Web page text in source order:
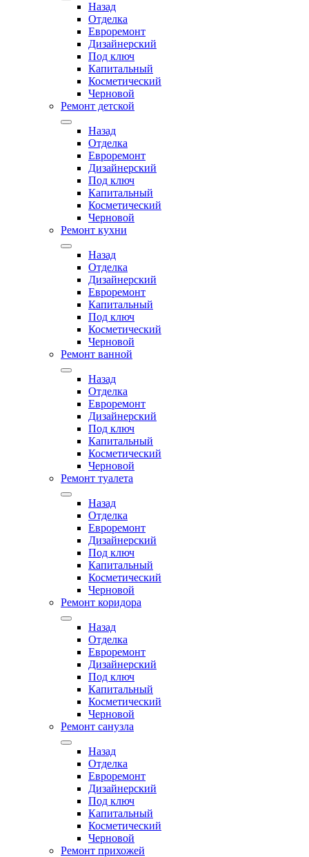
Назад
Отделка
Евроремонт
Дизайнерский
Под ключ
Капитальный
Косметический
Черновой
Ремонт детской
Назад
Отделка
Евроремонт
Дизайнерский
Под ключ
Капитальный
Косметический
Черновой
Ремонт кухни
Назад
Отделка
Дизайнерский
Евроремонт
Капитальный
Под ключ
Косметический
Черновой
Ремонт ванной
Назад
Отделка
Евроремонт
Дизайнерский
Под ключ
Капитальный
Косметический
Черновой
Ремонт туалета
Назад
Отделка
Евроремонт
Дизайнерский
Под ключ
Капитальный
Косметический
Черновой
Ремонт коридора
Назад
Отделка
Евроремонт
Дизайнерский
Под ключ
Капитальный
Косметический
Черновой
Ремонт санузла
Назад
Отделка
Евроремонт
Дизайнерский
Под ключ
Капитальный
Косметический
Черновой
Ремонт прихожей